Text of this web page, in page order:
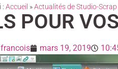
: Accueil »Actualités de Studio-Scrap
POUR
francois mars 19, 2019